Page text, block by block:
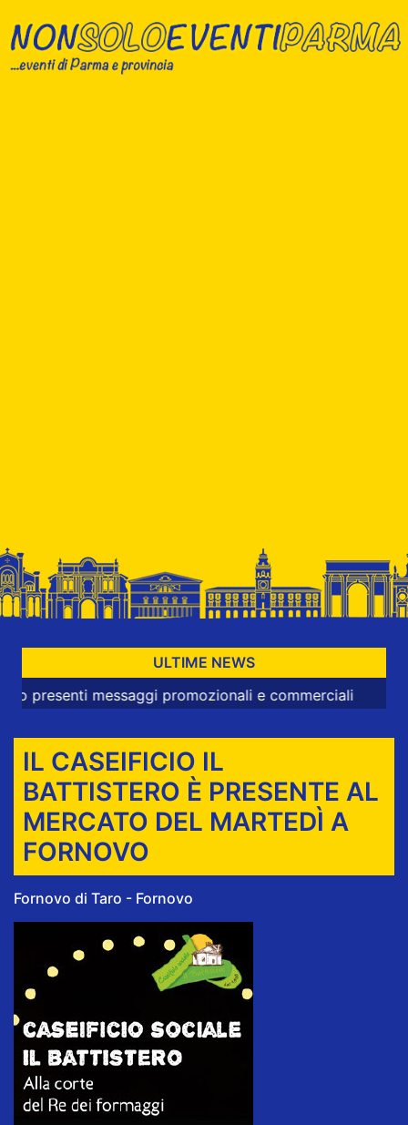
ULTIME NEWS
messaggi promozionali e commerciali
IL CASEIFICIO IL
BATTISTERO È PRESENTE AL
MERCATO DEL MARTEDÌ A
FORNOVO
Fornovo di Taro - Fornovo